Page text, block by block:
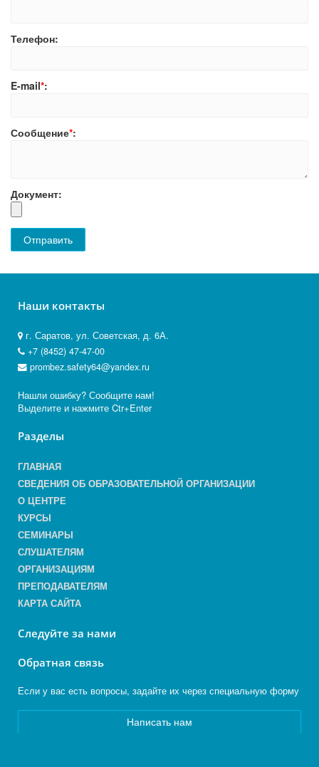
Телефон:
E-mail*:
Сообщение*:
Документ:
Наши контакты
г. Саратов, ул. Советская, д. 6А.
+7 (8452) 47-47-00
prombez.safety64@yandex.ru
Нашли ошибку? Сообщите нам!
Выделите и нажмите Ctr+Enter
Разделы
ГЛАВНАЯ
СВЕДЕНИЯ ОБ ОБРАЗОВАТЕЛЬНОЙ ОРГАНИЗАЦИИ
О ЦЕНТРЕ
КУРСЫ
СЕМИНАРЫ
СЛУШАТЕЛЯМ
ОРГАНИЗАЦИЯМ
ПРЕПОДАВАТЕЛЯМ
КАРТА САЙТА
Следуйте за нами
Обратная связь
Если у вас есть вопросы, задайте их через специальную форму
Написать нам